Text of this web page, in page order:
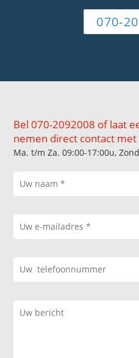
070-
Bel 070-2092008 of laat
nemen direct contact met
Ma. t/m Za. 09:00-17:00u,